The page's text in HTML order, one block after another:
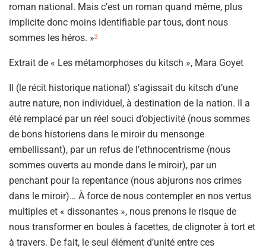
roman national. Mais c’est un roman quand même, plus
implicite donc moins identifiable par tous, dont nous
sommes les héros. »2
Extrait de « Les métamorphoses du kitsch », Mara Goyet
Il (le récit historique national) s’agissait du kitsch d’une
autre nature, non individuel, à destination de la nation. Il a
été remplacé par un réel souci d’objectivité (nous sommes
de bons historiens dans le miroir du mensonge
embellissant), par un refus de l’ethnocentrisme (nous
sommes ouverts au monde dans le miroir), par un
penchant pour la repentance (nous abjurons nos crimes
dans le miroir)… À force de nous contempler en nos vertus
multiples et « dissonantes », nous prenons le risque de
nous transformer en boules à facettes, de clignoter à tort et
à travers. De fait, le seul élément d’unité entre ces